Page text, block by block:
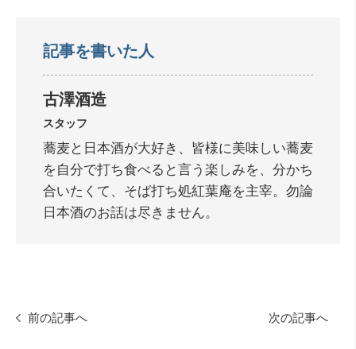
記事を書いた人
古澤酒造
スタッフ
蕎麦と日本酒が大好き、皆様に美味しい蕎麦
を自分で打ち食べると言う楽しみを、分かち
合いたくて、そば打ち処紅葉庵を主宰。勿論
日本酒のお話は尽きません。
前の記事へ 次の記事へ